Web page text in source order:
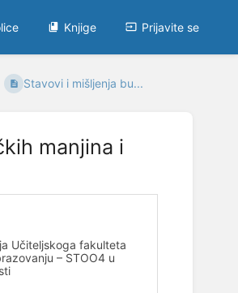
Knjige Prijavite se
Stavovi i mišljenja bu...
manjina i
Učiteljskoga fakulteta
– STOO4 u